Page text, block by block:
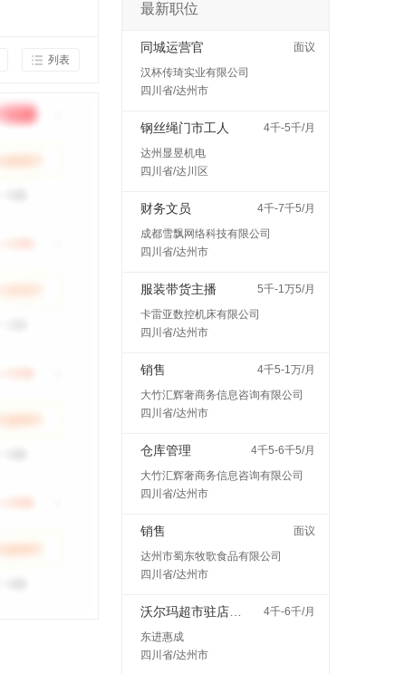
列表
最新职位
同城运营官
面议
汉杯传琦实业有限公司
四川省/达州市
钢丝绳门市工人
4千-5千/月
达州显昱机电
四川省/达川区
财务文员
4千-7千5/月
成都雪飘网络科技有限公司
四川省/达州市
服装带货主播
5千-1万5/月
卡雷亚数控机床有限公司
四川省/达州市
销售
4千5-1万/月
大竹汇辉奢商务信息咨询有限公司
四川省/达州市
仓库管理
4千5-6千5/月
大竹汇辉奢商务信息咨询有限公司
四川省/达州市
销售
面议
达州市蜀东牧歌食品有限公司
四川省/达州市
4千-6千/月
东进惠成
四川省/达州市